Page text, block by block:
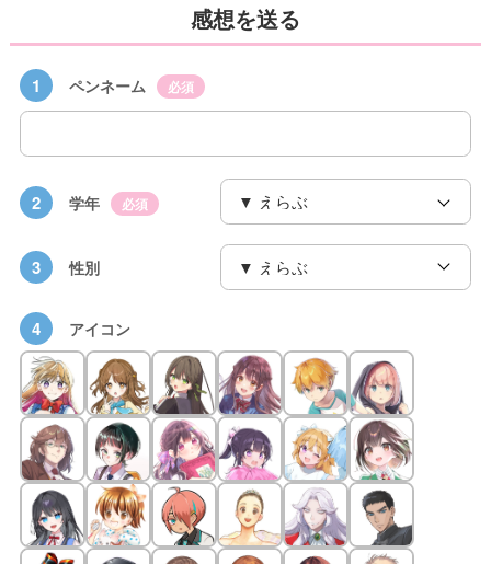
感想を送る
1 ペンネーム 必須
2 学年 必須
3 性別
4 アイコン